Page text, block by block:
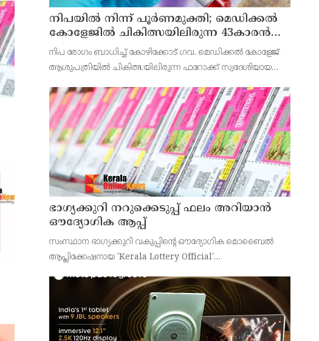
നിപയിൽ നിന്ന് പൂർണമുക്തി; മെഡിക്കൽ
കോളേജിൽ ചികിത്സയിലിരുന്ന 43കാരൻ
വീട്ടിലേക്ക് മടങ്ങി
നിപ രോഗം ബാധിച്ച് കോഴിക്കോട് ഗവ. മെഡിക്കൽ കോളേജ്
ആശുപത്രിയിൽ ചികിത്സയിലിരുന്ന ഫറോക്ക് സ്വദേശിയായ
ഭാഗ്യക്കുറി നറുക്കെടുപ്പ് ഫലം അറിയാൻ
ഔദ്യോഗിക ആപ്പ്
സംസ്ഥാന ഭാഗ്യക്കുറി വകുപ്പിന്റെ ഔദ്യോഗിക മൊബൈൽ
ആപ്ലിക്കേഷനായ 'Kerala Lottery Official'
ഭാഗ്യക്കുറി വകുപ്പ് ഡയറക്ടർ അഞ്ജു കെ എസ് അറിയിച്ചു.